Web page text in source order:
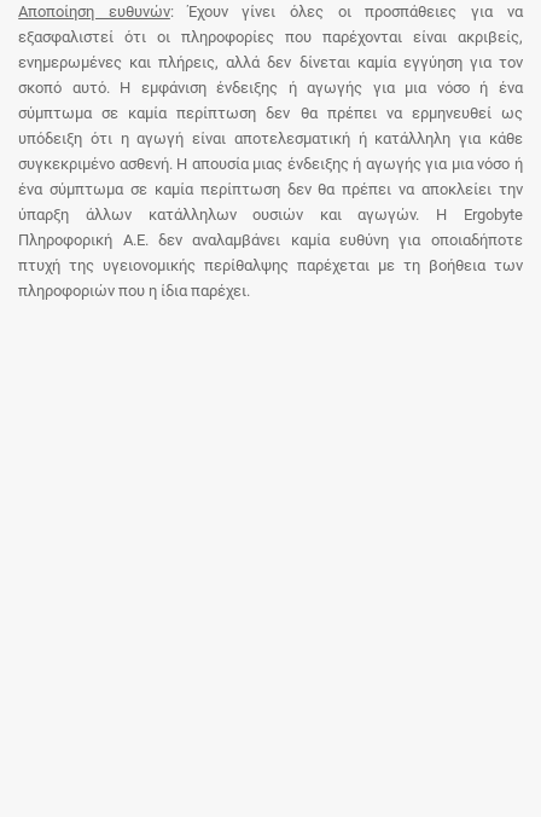
Αποποίηση ευθυνών: Έχουν γίνει όλες οι προσπάθειες για να
εξασφαλιστεί ότι οι πληροφορίες που παρέχονται είναι ακριβείς,
ενημερωμένες και πλήρεις, αλλά δεν δίνεται καμία εγγύηση για τον
σκοπό αυτό. Η εμφάνιση ένδειξης ή αγωγής για μια νόσο ή ένα
σύμπτωμα σε καμία περίπτωση δεν θα πρέπει να ερμηνευθεί ως
υπόδειξη ότι η αγωγή είναι αποτελεσματική ή κατάλληλη για κάθε
συγκεκριμένο ασθενή. Η απουσία μιας ένδειξης ή αγωγής για μια νόσο ή
ένα σύμπτωμα σε καμία περίπτωση δεν θα πρέπει να αποκλείει την
ύπαρξη άλλων κατάλληλων ουσιών και αγωγών. Η Ergobyte
Πληροφορική Α.Ε. δεν αναλαμβάνει καμία ευθύνη για οποιαδήποτε
πτυχή της υγειονομικής περίθαλψης παρέχεται με τη βοήθεια των
πληροφοριών που η ίδια παρέχει.